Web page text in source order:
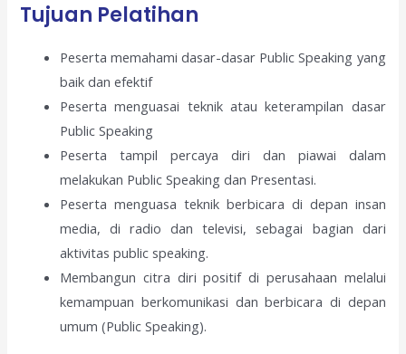
Tujuan Pelatihan
Peserta memahami dasar-dasar Public Speaking yang
baik dan efektif
Peserta menguasai teknik atau keterampilan dasar
Public Speaking
Peserta tampil percaya diri dan piawai dalam
melakukan Public Speaking dan Presentasi.
Peserta menguasa teknik berbicara di depan insan
media, di radio dan televisi, sebagai bagian dari
aktivitas public speaking.
Membangun citra diri positif di perusahaan melalui
kemampuan berkomunikasi dan berbicara di depan
umum (Public Speaking).